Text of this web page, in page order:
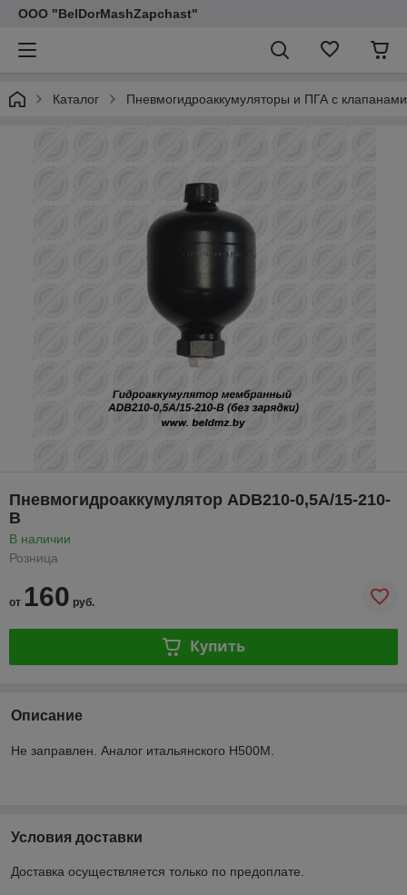
ООО "BelDorMashZapchast"
Каталог Пневмогидроаккумуляторы и ПГА с
Пневмогидроаккумулятор ADB210-0,5A/15-210-
B
В наличии
Розница
от 160 руб.
Купить
Описание
Не заправлен. Аналог итальянского H500M.
Условия доставки
Доставка осуществляется только по предоплате.